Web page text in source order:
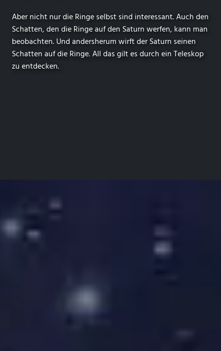
Aber nicht nur die Ringe selbst sind interessant. Auch den
Schatten, den die Ringe auf den Saturn werfen, kann man
beobachten. Und andersherum wirft der Saturn seinen
Schatten auf die Ringe. All das gilt es durch ein Teleskop
zu entdecken.